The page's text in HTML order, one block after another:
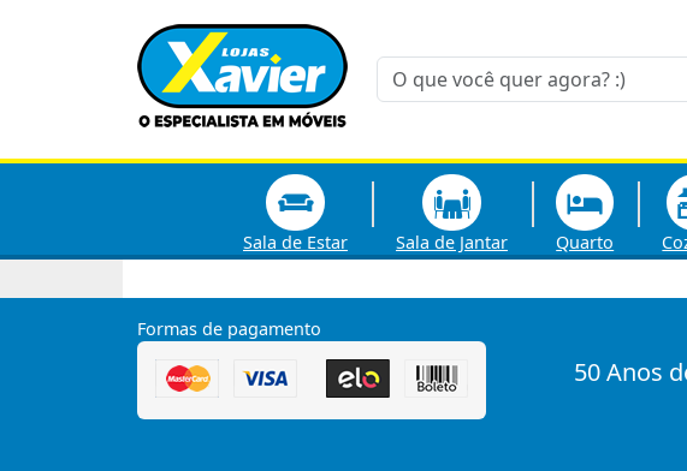
Sala de Estar Sala de Jantar Quarto
Formas de pagamento
50 Anos